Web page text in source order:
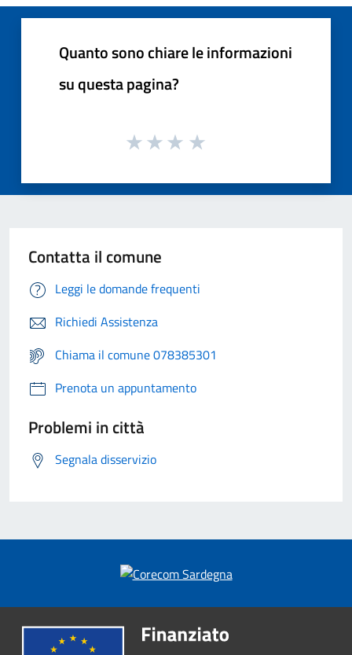
Quanto sono chiare le informazioni
su questa pagina?
Contatta il comune
Leggi le domande frequenti
Richiedi Assistenza
Chiama il comune 078385301
Prenota un appuntamento
Problemi in città
Segnala disservizio